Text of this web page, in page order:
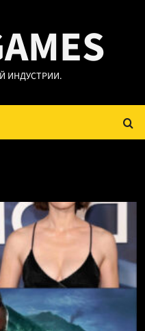
ИНДУСТРИИ.